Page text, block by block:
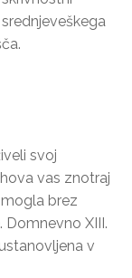
svoj
vas znotraj
brez
XIII.
v